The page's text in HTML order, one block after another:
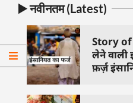
▶️ नवीनतम (Latest)
Story
लेने वाली
फ़र्ज़